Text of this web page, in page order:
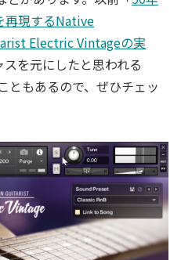
再現するNative
Electric Vintageの実
を元にしたと思われる
もあるので、ぜひチェッ